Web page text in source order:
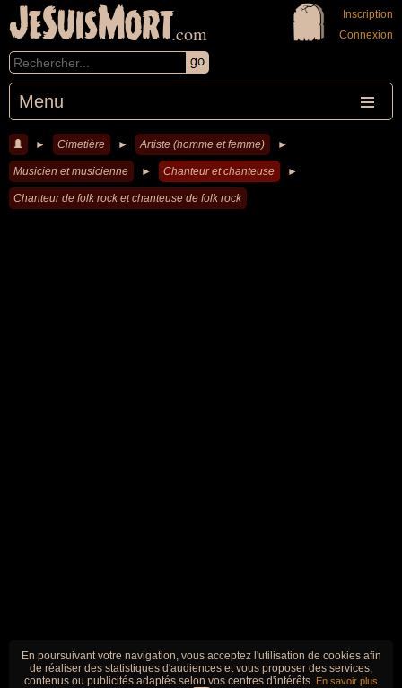
JeSuisMort.com
Menu
Inscription
Connexion
► Cimetière ► Artiste (homme et femme) ►
Musicien et musicienne ► Chanteur et chanteuse ►
Chanteur de folk rock et chanteuse de folk rock
En poursuivant votre navigation, vous acceptez l'utilisation de cookies afin
de réaliser des statistiques d'audiences et vous proposer des services,
contenus ou publicités adaptés selon vos centres d'intérêts. En savoir plus